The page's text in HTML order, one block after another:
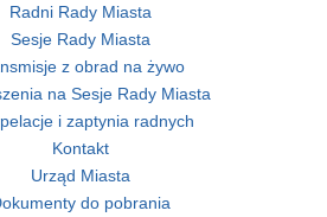
Radni Rady Miasta
Sesje Rady Miasta
z obrad na żywo
na Sesje Rady Miasta
i zaptynia radnych
Kontakt
Urząd Miasta
do pobrania